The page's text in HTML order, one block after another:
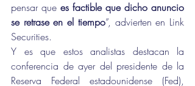
pensar que es factible que dicho anuncio
se retrase en el tiempo”, advierten en Link
Securities.
Y es que estos analistas destacan la
conferencia de ayer del presidente de la